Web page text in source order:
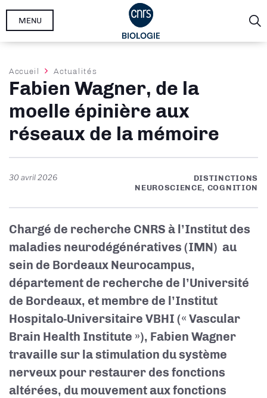
Aller
MENU
Fil
d'Ariane
Accueil Actualités
Fabien Wagner, de la
moelle épinière aux
réseaux de la mémoire
30 avril 2026
DISTINCTIONS
NEUROSCIENCE, COGNITION
Chargé de recherche CNRS à l’Institut des
maladies neurodégénératives (IMN) au
sein de Bordeaux Neurocampus,
département de recherche de l’Université
de Bordeaux, et membre de l’Institut
Hospitalo-Universitaire VBHI (« Vascular
Brain Health Institute »), Fabien Wagner
travaille sur la stimulation du système
nerveux pour restaurer des fonctions
altérées, du mouvement aux fonctions